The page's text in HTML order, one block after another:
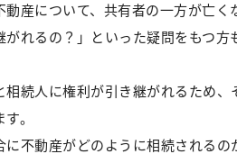
産について、共有者の一方が亡く
れるの？」といった疑問をもつ方
続人に権利が引き継がれるため
。
不動産がどのように相続されるの